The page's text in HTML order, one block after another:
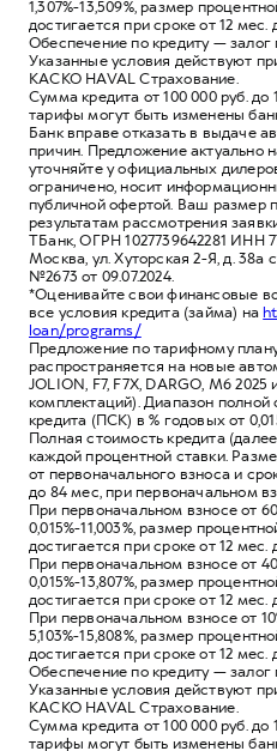
1,307%-13,509%, размер
достигается при сроке от 12 мес.
Обеспечение по кредиту —
Указанные условия действуют
КАСКО HAVAL Страхование.
Сумма кредита от 100 000 руб. до
тарифы могут быть изменены
Банк вправе отказать в выдаче
причин. Предложение актуально
уточняйте у официальных
ограничено, носит
публичной офертой. Ваш размер
результатам рассмотрения
ТБанк, ОГРН 1027739642281 ИНН
Москва, ул. Хуторская 2-Я, д. 38а
№2673 от 09.07.2024.
*Оценивайте свои финансовые
все условия кредита (займа) на
loan/programs/
Предложение по тарифному
распространяется на новые
JOLION, F7, F7X, DARGO, M6
комплектаций). Диапазон полной
кредита (ПСК) в % годовых от
Полная стоимость кредита
каждой процентной ставки.
от первоначального взноса и
до 84 мес, при первоначальном
При первоначальном взносе от
0,015%-11,003%, размер
достигается при сроке от 12 мес.
При первоначальном взносе от
0,015%-13,807%, размер
достигается при сроке от 12 мес.
При первоначальном взносе от
5,103%-15,808%, размер
достигается при сроке от 12 мес.
Обеспечение по кредиту —
Указанные условия действуют
КАСКО HAVAL Страхование.
Сумма кредита от 100 000 руб. до
тарифы могут быть изменены